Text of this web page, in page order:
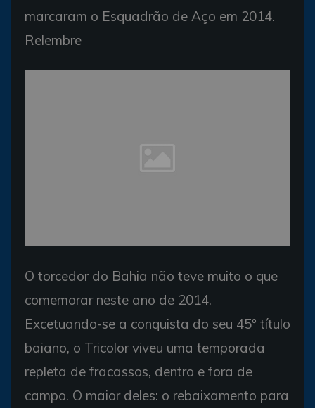
marcaram o Esquadrão de Aço em 2014.
Relembre
O torcedor do Bahia não teve muito o que
comemorar neste ano de 2014.
Excetuando-se a conquista do seu 45º título
baiano, o Tricolor viveu uma temporada
repleta de fracassos, dentro e fora de
campo. O maior deles: o rebaixamento para